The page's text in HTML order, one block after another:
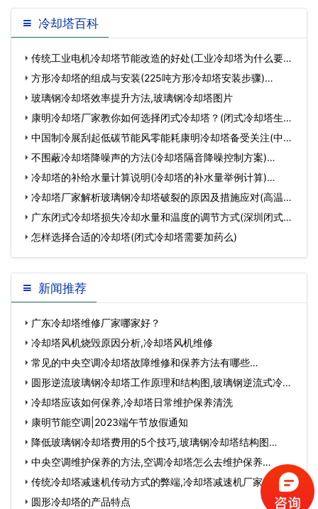
冷却塔百科
传统工业电机冷却塔节能改造的好处(工业冷却塔为什么要改
造)…
方形冷却塔的组成与安装(225吨方形冷却塔安装步骤)…
玻璃钢冷却塔效率提升方法,玻璃钢冷却塔图片
康明冷却塔厂家教你如何选择闭式冷却塔？(闭式冷却塔生产
厂家宇诺冷却科…
中国制冷展刮起低碳节能风零能耗康明冷却塔备受关注(中国
制冷展2023)…
不围蔽冷却塔降噪声的方法(冷却塔隔音降噪控制方案)…
冷却塔的补给水量计算说明(冷却塔的补水量举例计算)…
冷却塔厂家解析玻璃钢冷却塔破裂的原因及措施应对(高温型
玻璃钢冷却塔…
广东闭式冷却塔损失冷却水量和温度的调节方式(深圳闭式冷
却塔选型)…
怎样选择合适的冷却塔(闭式冷却塔需要加药么)
新闻推荐
广东冷却塔维修厂家哪家好？
冷却塔风机烧毁原因分析,冷却塔风机维修
常见的中央空调冷却塔故障维修和保养方法有哪些…
圆形逆流玻璃钢冷却塔工作原理和结构图,玻璃钢逆流式冷却
塔…冷却塔应该如何保养,冷却塔日常维护保养清洗
康明节能空调|2023端午节放假通知
降低玻璃钢冷却塔费用的5个技巧,玻璃钢冷却塔结构图…
中央空调维护保养的方法,空调冷却塔怎么去维护保养…
传统冷却塔减速机传动方式的弊端,冷却塔减速机厂家…
圆形冷却塔的产品特点